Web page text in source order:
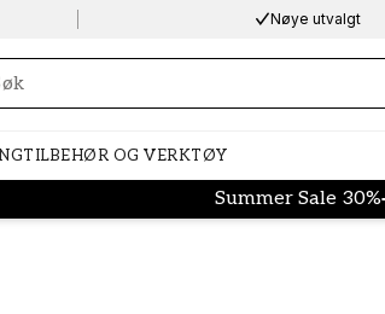
Nøye utvalgt
TILBEHØR OG VERKTØY
Summer Sale 30%